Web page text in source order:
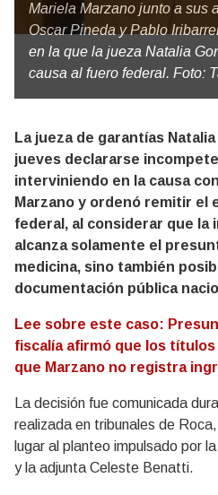
Mariela Marzano junto a sus
Oscar Pineda y Pablo
en la que la jueza Natalia
causa al fuero federal. Foto:
La jueza de garantías
jueves declararse
interviniendo en la causa
Marzano y ordenó remitir el
federal, al considerar que la
alcanza solamente el
medicina, sino también
documentación pública
Lee sobre este caso:
fiscalía afirmó que los
que Marzano no registra
La decisión fue comunicada
realizada en tribunales de
lugar al planteo impulsado por
y la adjunta Celeste Benatti.